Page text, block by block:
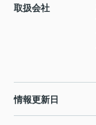
取扱会社
情報更新日